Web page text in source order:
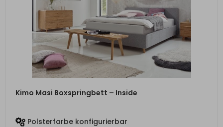
ZUM PRODUKT
Kimo Masi Boxspringbett – Inside
Polsterfarbe konfigurierbar